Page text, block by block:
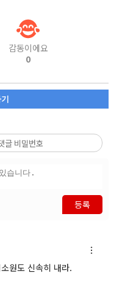
감동이에요
0
등록
원도 신속히 내라.